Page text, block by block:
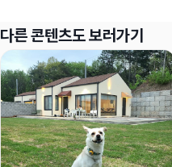
다른 콘텐츠도 보러가기